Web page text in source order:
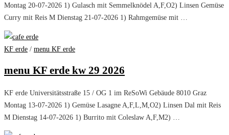
Montag 20-07-2026 1) Gulasch mit Semmelknödel A,F,O2) Linsen Gemüse
Curry mit Reis M Dienstag 21-07-2026 1) Rahmgemüse mit …
KF erde / menu KF erde
menu KF erde kw 29 2026
KF erde Universitätsstraße 15 / OG 1 im ReSoWi Gebäude 8010 Graz
Montag 13-07-2026 1) Gemüse Lasagne A,F,L,M,O2) Linsen Dal mit Reis
M Dienstag 14-07-2026 1) Burrito mit Coleslaw A,F,M2) …